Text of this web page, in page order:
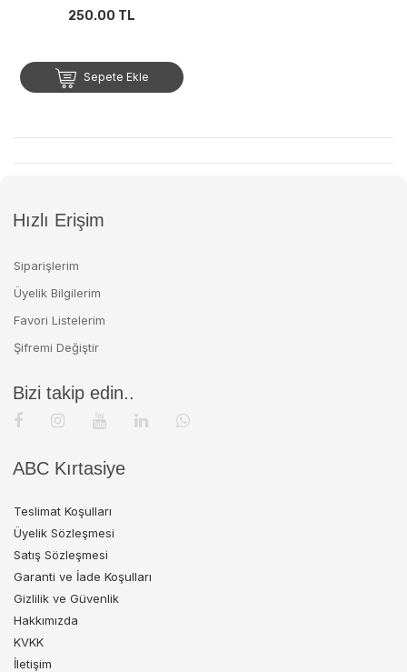
250.00 TL
Sepete Ekle
Hızlı Erişim
Siparişlerim
Üyelik Bilgilerim
Favori Listelerim
Şifremi Değiştir
Bizi takip edin..
ABC Kırtasiye
Teslimat Koşulları
Üyelik Sözleşmesi
Satış Sözleşmesi
Garanti ve İade Koşulları
Gizlilik ve Güvenlik
Hakkımızda
KVKK
İletişim